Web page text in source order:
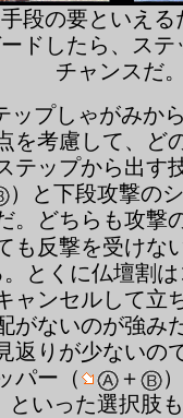
段の要といえ
ドしたら、ス
チャンスだ
プしゃがみか
を考慮して、ど
テップから出す
）と下段攻撃の
。どちらも攻撃
も反撃を受けな
とくに仏壇割
ャンセルして立
がないのが強み
返りが少ないの
パー（
＋
といった選択肢